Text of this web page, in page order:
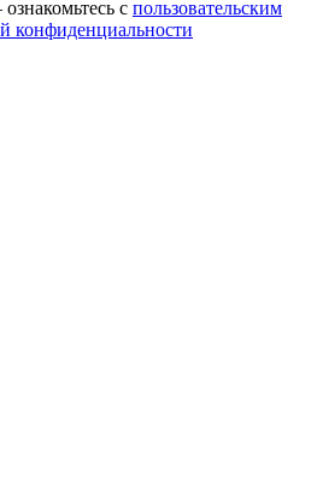
с пользовательским
конфиденциальности